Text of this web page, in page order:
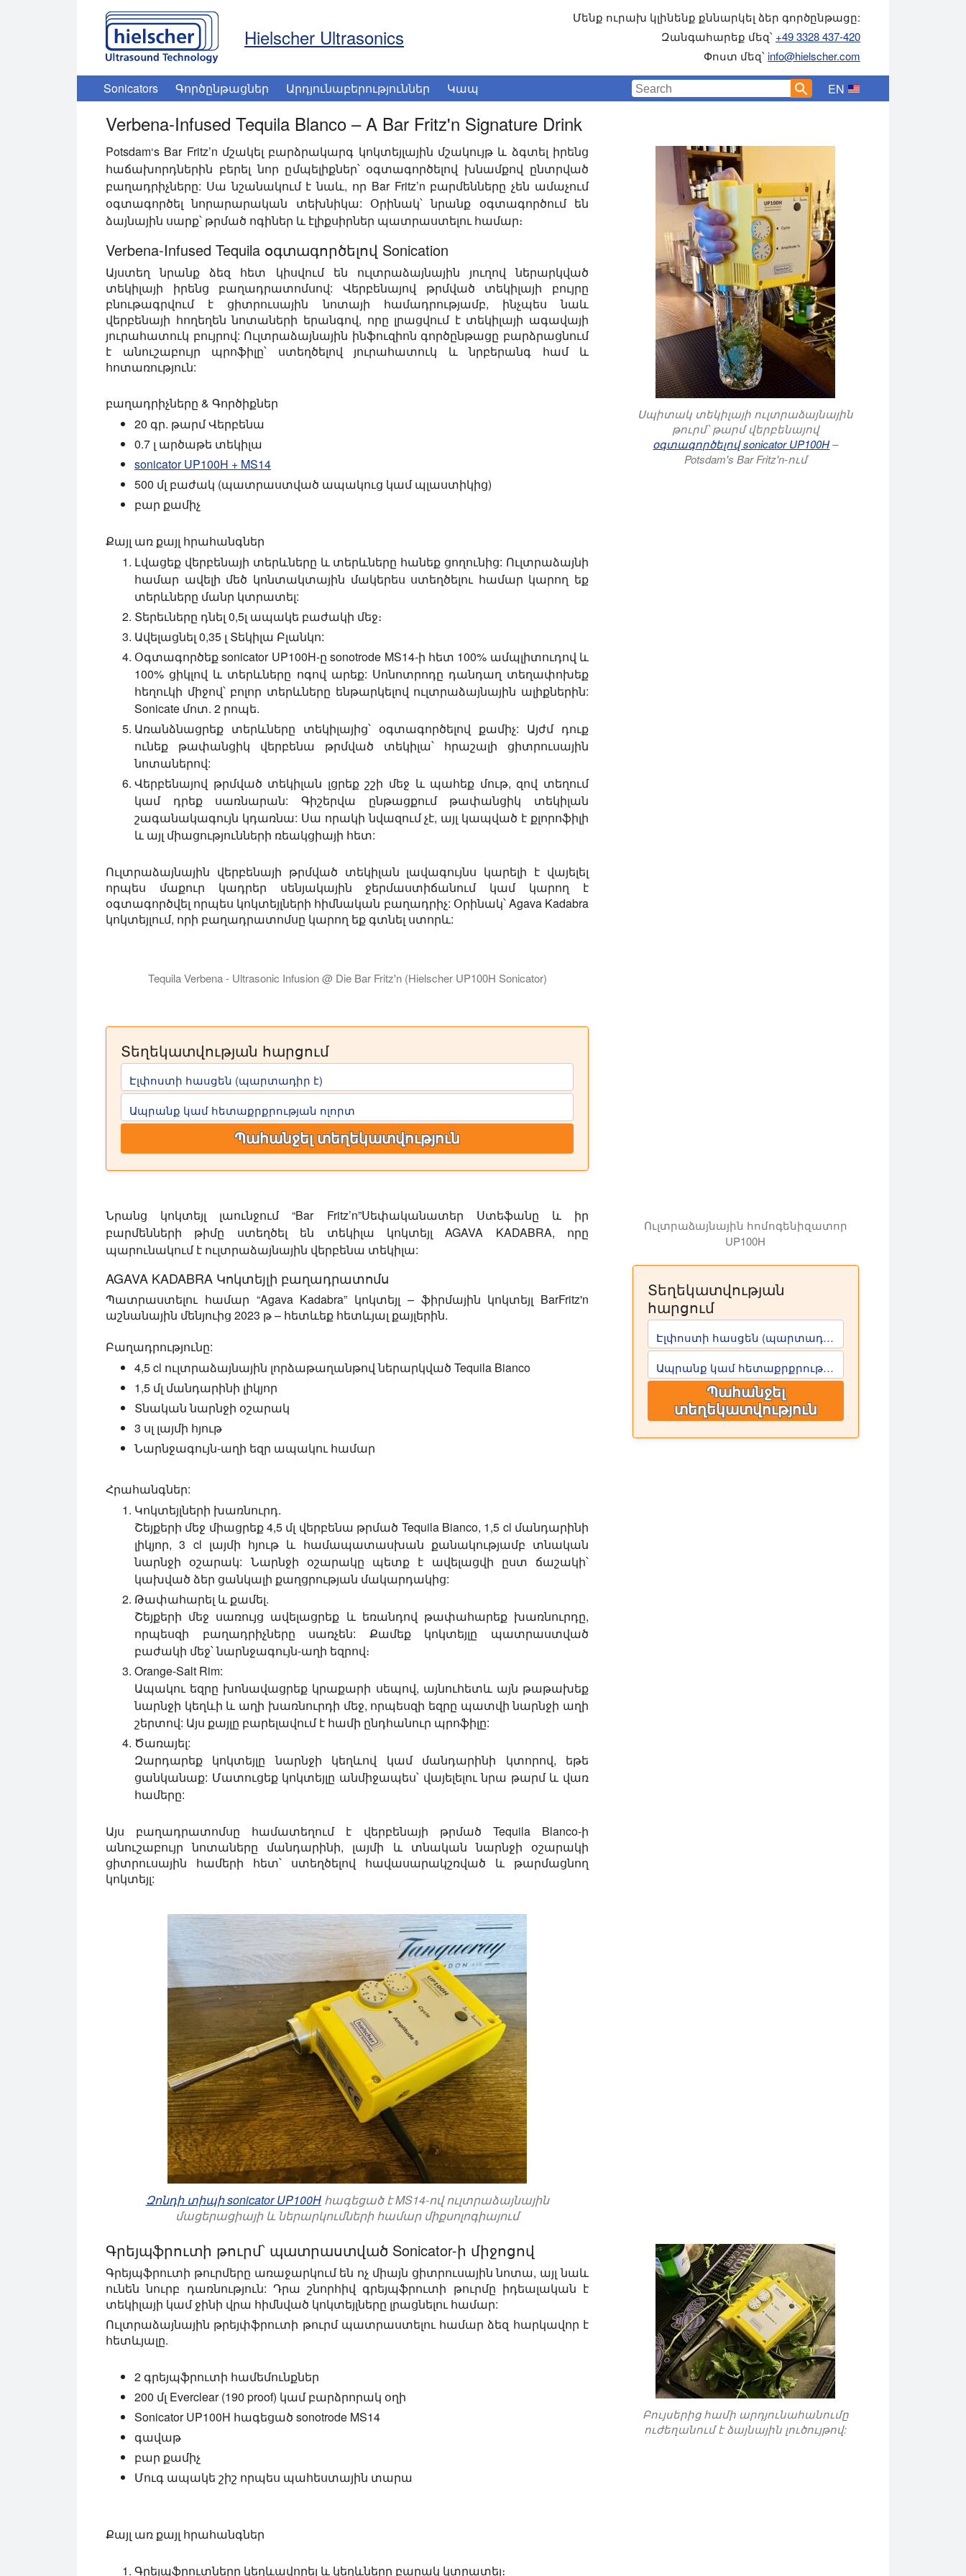
Hielscher Ultrasonics
Մենք ուրախ կլինենք քննարկել ձեր գործընթացը:
Զանգահարեք մեզ՝ +49 3328 437-420
Փոստ մեզ՝info@hielscher.com
Sonicators Գործընթացներ Արդյունաբերություններ Կապ EN
Verbena-Infused Tequila Blanco – A Bar Fritz'n Signature Drink
Potsdam‘s Bar Fritz’n մշակել բարձրակարգ կոկտեյլային մշակույթ և ձգտել իրենց
հաճախորդներին բերել նոր ըմպելիքներ՝ օգտագործելով խնամքով ընտրված
բաղադրիչները: Սա նշանակում է նաև, որ Bar Fritz’n բարմենները չեն ամաչում
օգտագործել նորարարական տեխնիկա: Օրինակ՝ նրանք օգտագործում են
ձայնային սարք՝ թրմած ոգիներ և էլիքսիրներ պատրաստելու համար։
Verbena-Infused Tequila օգտագործելով Sonication
Այստեղ նրանք ձեզ հետ կիսվում են ուլտրաձայնային յուղով ներարկված
տեկիլայի իրենց բաղադրատոմսով: Վերբենայով թրմված տեկիլայի բույրը
բնութագրվում է ցիտրուսային նոտայի համադրությամբ, ինչպես նաև
վերբենայի հողեղեն նոտաների երանգով, որը լրացվում է տեկիլայի ագավայի
յուրահատուկ բույրով: Ուլտրաձայնային ինֆուզիոն գործընթացը բարձրացնում
է անուշաբույր պրոֆիլը՝ ստեղծելով յուրահատուկ և նրբերանգ համ և
հոտառություն:
բաղադրիչները & Գործիքներ
20 գր. թարմ Վերբենա
0.7 լ արծաթե տեկիլա
sonicator UP100H + MS14
500 մլ բաժակ (պատրաստված ապակուց կամ պլաստիկից)
բար քամիչ
Քայլ առ քայլ հրահանգներ
Լվացեք վերբենայի տերևները և տերևները հանեք ցողունից: Ուլտրաձայնի
համար ավելի մեծ կոնտակտային մակերես ստեղծելու համար կարող եք
տերևները մանր կտրատել:
Տերեւները դնել 0,5լ ապակե բաժակի մեջ։
Ավելացնել 0,35 լ Տեկիլա Բլանկո:
Օգտագործեք sonicator UP100H-ը sonotrode MS14-ի հետ 100% ամպլիտուդով և
100% ցիկլով և տերևները ոգով արեք: Սոնոտրոդը դանդաղ տեղափոխեք
հեղուկի միջով՝ բոլոր տերևները ենթարկելով ուլտրաձայնային ալիքներին:
Sonicate մոտ. 2 րոպե.
Առանձնացրեք տերևները տեկիլայից՝ օգտագործելով քամիչ: Այժմ դուք
ունեք թափանցիկ վերբենա թրմված տեկիլա՝ հրաշալի ցիտրուսային
նոտաներով:
Վերբենայով թրմված տեկիլան լցրեք շշի մեջ և պահեք մութ, զով տեղում
կամ դրեք սառնարան: Գիշերվա ընթացքում թափանցիկ տեկիլան
շագանակագույն կդառնա: Սա որակի նվազում չէ, այլ կապված է քլորոֆիլի
և այլ միացությունների ռեակցիայի հետ:
Ուլտրաձայնային վերբենայի թրմված տեկիլան լավագույնս կարելի է վայելել
որպես մաքուր կադրեր սենյակային ջերմաստիճանում կամ կարող է
օգտագործվել որպես կոկտեյլների հիմնական բաղադրիչ: Օրինակ՝ Agava Kadabra
կոկտեյլում, որի բաղադրատոմսը կարող եք գտնել ստորև:
Tequila Verbena - Ultrasonic Infusion @ Die Bar Fritz'n (Hielscher UP100H Sonicator)
Տեղեկատվության հարցում
Էլփոստի հասցեն (պարտադիր է)
Ապրանք կամ հետաքրքրության ոլորտ
Պահանջել տեղեկատվություն
Սպիտակ տեկիլայի ուլտրաձայնային
թուրմ՝ թարմ վերբենայով
օգտագործելով sonicator UP100H–
Potsdam's Bar Fritz'n-ում
Նրանց կոկտեյլ լաունջում“Bar Fritz’n”Սեփականատեր Ստեֆանը և իր
բարմենների թիմը ստեղծել են տեկիլա կոկտեյլ AGAVA KADABRA, որը
պարունակում է ուլտրաձայնային վերբենա տեկիլա:
AGAVA KADABRA Կոկտեյլի բաղադրատոմս
Պատրաստելու համար “Agava Kadabra” կոկտեյլ – ֆիրմային կոկտեյլ BarFritz'n
աշնանային մենյուից 2023 թ – հետևեք հետևյալ քայլերին.
Բաղադրությունը:
4,5 cl ուլտրաձայնային լորձաթաղանթով ներարկված Tequila Bianco
1,5 մլ մանդարինի լիկյոր
Տնական նարնջի օշարակ
3 սլ լայմի հյութ
Նարնջագույն-աղի եզր ապակու համար
Հրահանգներ:
Կոկտեյլների խառնուրդ.
Շեյքերի մեջ միացրեք 4,5 մլ վերբենա թրմած Tequila Bianco, 1,5 cl մանդարինի
լիկյոր, 3 cl լայմի հյութ և համապատասխան քանակությամբ տնական
նարնջի օշարակ: Նարնջի օշարակը պետք է ավելացվի ըստ ճաշակի՝
կախված ձեր ցանկալի քաղցրության մակարդակից:
Թափահարել և քամել.
Շեյքերի մեջ սառույց ավելացրեք և եռանդով թափահարեք խառնուրդը,
որպեսզի բաղադրիչները սառչեն: Քամեք կոկտեյլը պատրաստված
բաժակի մեջ՝ նարնջագույն-աղի եզրով։
Orange-Salt Rim:
Ապակու եզրը խոնավացրեք կրաքարի սեպով, այնուհետև այն թաթախեք
նարնջի կեղևի և աղի խառնուրդի մեջ, որպեսզի եզրը պատվի նարնջի աղի
շերտով: Այս քայլը բարելավում է համի ընդհանուր պրոֆիլը:
Ծառայել:
Զարդարեք կոկտեյլը նարնջի կեղևով կամ մանդարինի կտորով, եթե
ցանկանաք: Մատուցեք կոկտեյլը անմիջապես՝ վայելելու նրա թարմ և վառ
համերը:
Այս բաղադրատոմսը համատեղում է վերբենայի թրմած Tequila Blanco-ի
անուշաբույր նոտաները մանդարինի, լայմի և տնական նարնջի օշարակի
ցիտրուսային համերի հետ՝ ստեղծելով հավասարակշռված և թարմացնող
կոկտեյլ:
Զոնդի տիպի sonicator UP100Hհագեցած է MS14-ով ուլտրաձայնային
մացերացիայի և ներարկումների համար միքսոլոգիայում
Ուլտրաձայնային հոմոգենիզատոր
UP100H
Տեղեկատվության
հարցում
Էլփոստի հասցեն (պարտադիր է)
Ապրանք կամ հետաքրքրության ոլորտ
Պահանջել
տեղեկատվություն
Գրեյպֆրուտի թուրմ՝ պատրաստված Sonicator-ի միջոցով
Գրեյպֆրուտի թուրմերը առաջարկում են ոչ միայն ցիտրուսային նոտա, այլ նաև
ունեն նուրբ դառնություն: Դրա շնորհիվ գրեյպֆրուտի թուրմը իդեալական է
տեկիլայի կամ ջինի վրա հիմնված կոկտեյլները լրացնելու համար:
Ուլտրաձայնային թրեյփֆրուտի թուրմ պատրաստելու համար ձեզ հարկավոր է
հետևյալը.
2 գրեյպֆրուտի համեմունքներ
200 մլ Everclear (190 proof) կամ բարձրորակ օղի
Sonicator UP100H հագեցած sonotrode MS14
գավաթ
բար քամիչ
Մուգ ապակե շիշ որպես պահեստային տարա
Քայլ առ քայլ հրահանգներ
Գրեյպֆրուտները կեղևավորել և կեղևները բարակ կտրատել։
Բույսերից համի արդյունահանումը
ուժեղանում է ձայնային լուծույթով: